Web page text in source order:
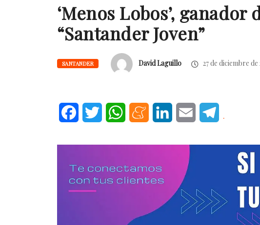
‘Menos Lobos’,
“Santander Joven”
SANTANDER David Laguillo 27 de diciembre de
FacebookTwitter WhatsAppMeneameLinkedInEmail .